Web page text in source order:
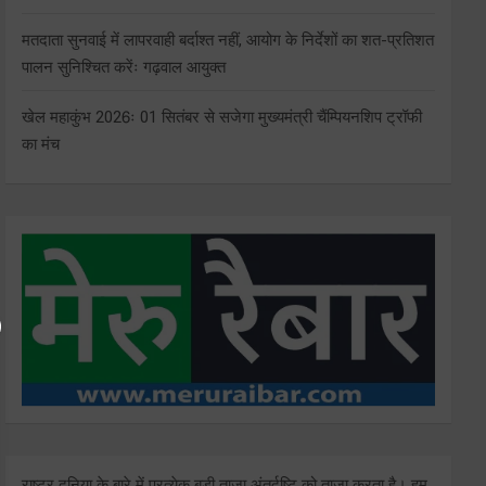
मतदाता सुनवाई में लापरवाही बर्दाश्त नहीं, आयोग के निर्देशों का शत-प्रतिशत
पालन सुनिश्चित करेंः गढ़वाल आयुक्त
खेल महाकुंभ 2026ः 01 सितंबर से सजेगा मुख्यमंत्री चैंम्पियनशिप ट्रॉफी
का मंच